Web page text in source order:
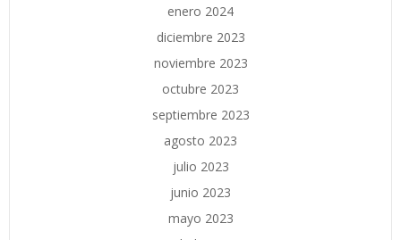
enero 2024
diciembre 2023
noviembre 2023
octubre 2023
septiembre 2023
agosto 2023
julio 2023
junio 2023
mayo 2023